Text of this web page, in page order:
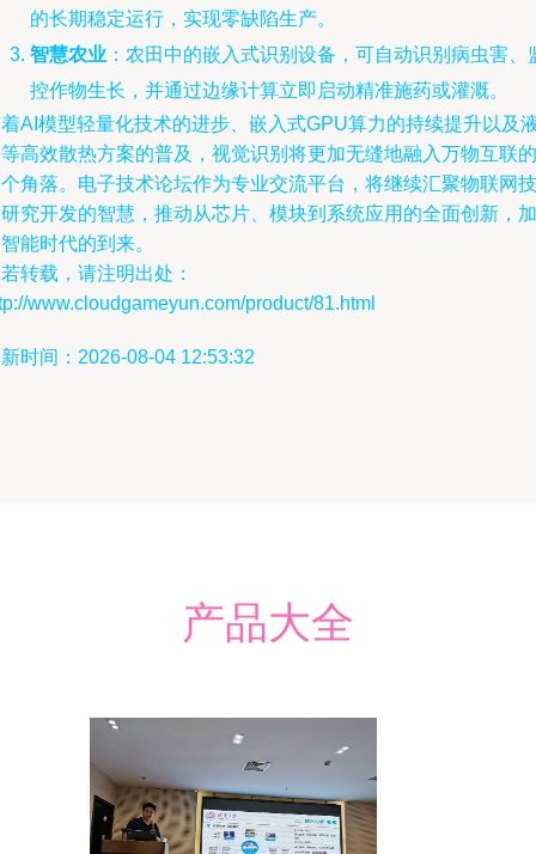
的长期稳定运行，实现零缺陷生产。
智慧农业 ：农田中的嵌入式识别设备，可自动识别病虫害、
控作物生长，并通过边缘计算立即启动精准施药或灌溉。
AI模型轻量化技术的进步、嵌入式GPU算力的持续提升以及
高效散热方案的普及，视觉识别将更加无缝地融入万物互联的
角落。电子技术论坛作为专业交流平台，将继续汇聚物联网技
究开发的智慧，推动从芯片、模块到系统应用的全面创新，加
能时代的到来。
转载，请注明出处：
www.cloudgameyun.com/product/81.html
时间：2026-08-04 12:53:32
产品大全